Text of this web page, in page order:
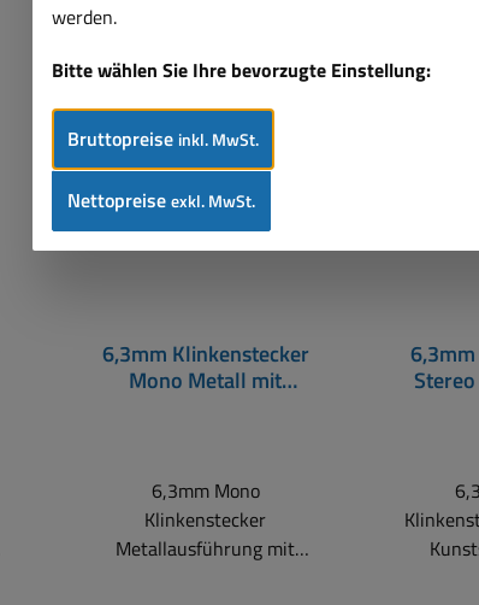
6,3mm Klinkenstecker
Mono Metall mit
6,3mm Mono
Klinkenstecker
Metallausführung mit
werden.
Bitte wählen Sie Ihre bevorzugte Einstellung:
Bruttopreise inkl. MwSt.
Nettopreiseexkl. MwSt.